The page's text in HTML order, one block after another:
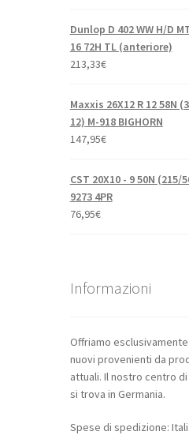
Dunlop D 402 WW H/D
16 72H TL (anteriore)
213,33€
Maxxis 26X12 R 12 58N
12) M-918 BIGHORN
147,95€
CST 20X10 - 9 50N (215/
9273 4PR
76,95€
Informazioni
Offriamo
nuovi provenienti da
attuali. Il nostro centro
si trova in Germania.
Spese di spedizione: